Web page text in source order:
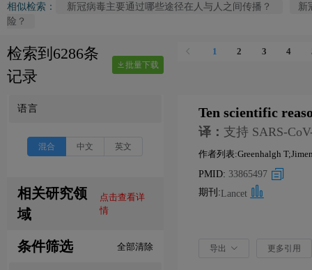
相似检索： 新冠病毒主要通过哪些途径在人与人之间传播？
新
险？
检索到6286条
记录
批量下载
1 2 3 4
语言
混合 中文 英文
相关研究领
域
点击查看详
情
条件筛选 全部清除
Ten scientific
译： 支持 SARS-
作者列表:Greenhalgh
PMID: 33865497
期刊: Lancet
导出 更多引用